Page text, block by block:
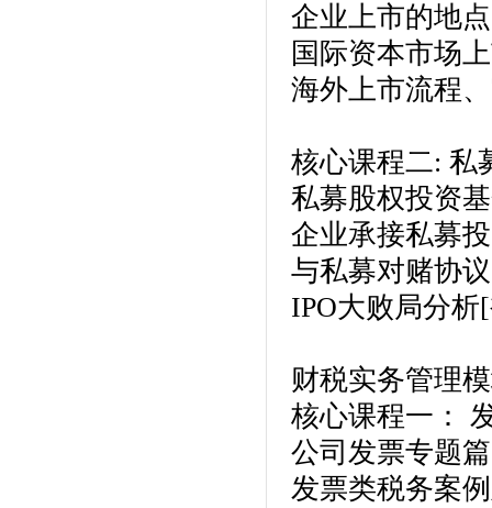
企业上市的地
国际资本市场
海外上市流程
核心课程二: 私
私募股权投资
企业承接私募
与私募对赌协
IPO大败局分
财税实务管理
核心课程一：
公司发票专题篇
发票类税务案